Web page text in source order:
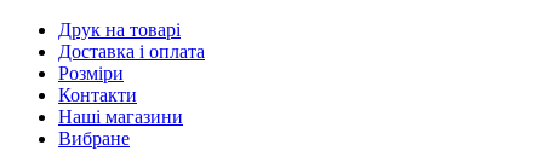
Друк на товарі
Доставка і оплата
Розміри
Контакти
Наші магазини
Вибране